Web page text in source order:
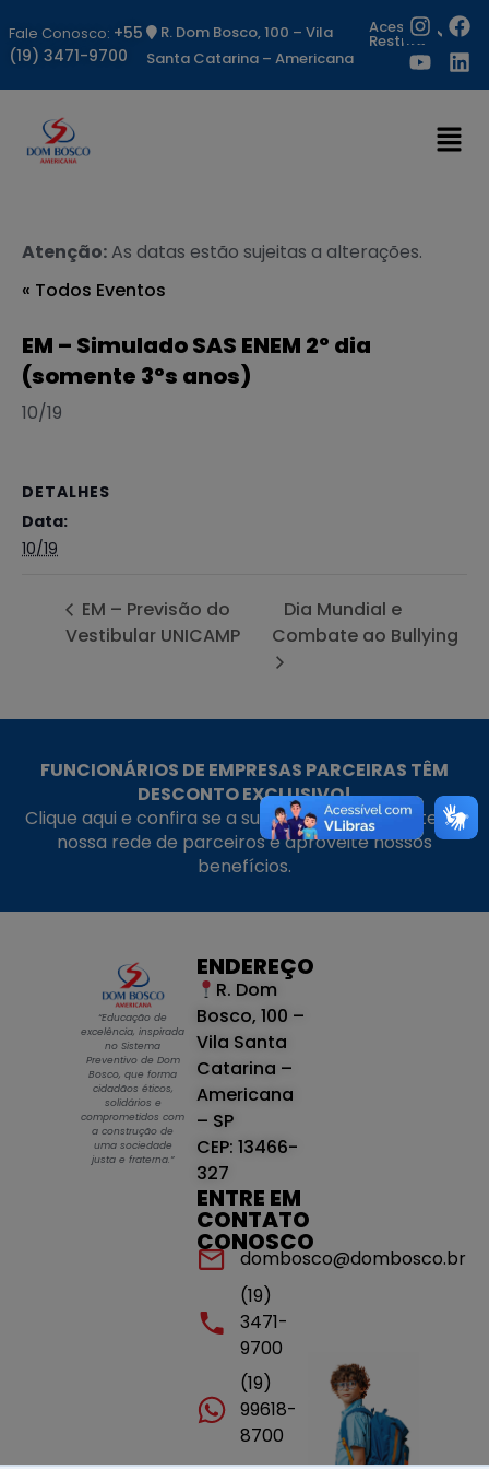
Fale Conosco: +55
(19) 3471-9700
R. Dom Bosco, 100 – Vila
Santa Catarina – Americana
Acesso
Restrito
Atenção:As datas estão sujeitas a alterações.
« Todos Eventos
EM – Simulado SAS ENEM 2º dia
(somente 3ºs anos)
10/19
DETALHES
Data:
10/19
EM – Previsão do
Vestibular UNICAMP
Dia Mundial e
Combate ao Bullying
FUNCIONÁRIOS DE EMPRESAS PARCEIRAS TÊM
DESCONTO EXCLUSIVO!
Clique aqui e confira se a sua empresa faz parte da
nossa rede de parceiros e aproveite nossos
benefícios.
“Educação de
excelência, inspirada
no Sistema
Preventivo de Dom
Bosco, que forma
cidadãos éticos,
solidários e
comprometidos com
a construção de
uma sociedade
justa e fraterna.”
ENDEREÇO
R. Dom
Bosco, 100 –
Vila Santa
Catarina –
Americana
– SP
CEP: 13466-
327
ENTRE EM
CONTATO
CONOSCO
dombosco@dombosco.br
(19)
3471-
9700
(19)
99618-
8700